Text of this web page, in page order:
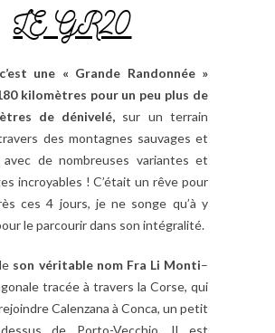
LE GR20
une « Grande Randonnée »
kilomètres pour un peu plus de
de dénivelé, sur un terrain
des montagnes sauvages et
avec de nombreuses variantes et
incroyables ! C’était un rêve pour
ces 4 jours, je ne songe qu’à y
le parcourir dans son intégralité.
son véritable nom Fra Li Monti–
tracée à travers la Corse, qui
Calenzana à Conca, un petit
dessus de Porto-Vecchio. Il est